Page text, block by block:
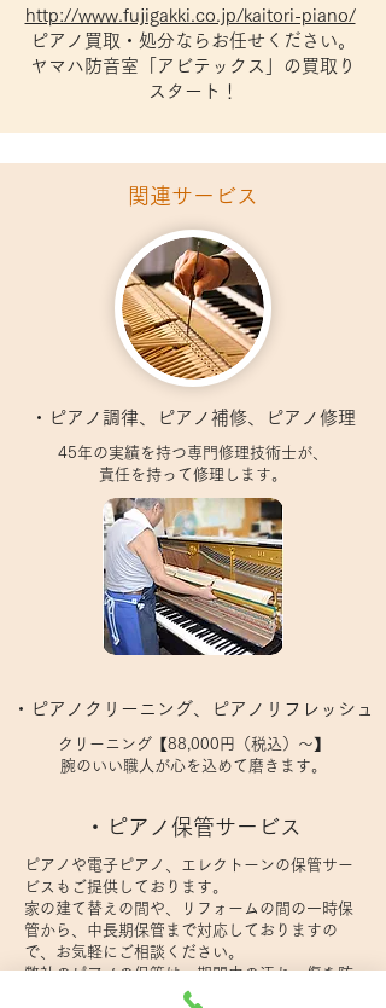
http://www.fujigakki.co.jp/kaitori-piano/
ピアノ買取・処分ならお任せください。
ヤマハ防音室「アビテックス」の買取り
スタート！
​関連サービス​
​・ピアノ調律、ピアノ補修、ピアノ修理
45年の実績を持つ専門修理技術士が、
責任を持って修理します。
​・ピアノクリーニング、ピアノリフレッシュ
クリーニング【88,000円（税込）～】
腕のいい職人が心を込めて磨きます。
​・ピアノ保管サービス
ピアノや電子ピアノ、エレクトーンの保管サー
ビスもご提供しております。
家の建て替えの間や、リフォームの間の一時保
管から、中長期保管まで対応しておりますの
で、お気軽にご相談ください。
弊社のピアノの保管は、期間中の汚れ、傷を防
ぐことを考え、写真のようなカバー、緩衝材な